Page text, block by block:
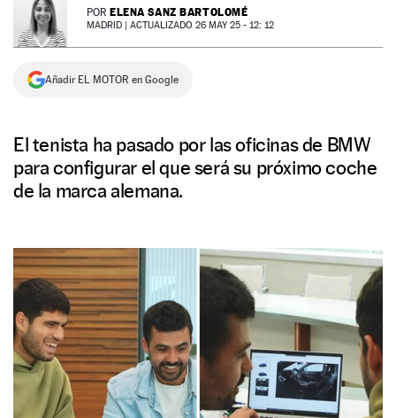
NEWSLETTER POR ELENA SANZ BARTOLOMÉ
MADRID | ACTUALIZADO 26 MAY 25 - 12: 12
Añadir EL MOTOR en Google
El tenista ha pasado por las oficinas de BMW
para configurar el que será su próximo coche
de la marca alemana.